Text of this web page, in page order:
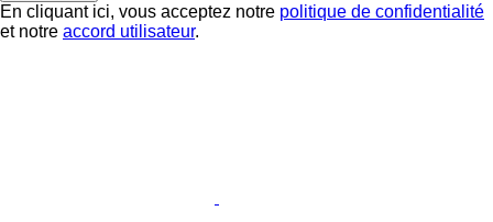
En cliquant ici, vous acceptez notre politique de confidentialité
et notre accord utilisateur.